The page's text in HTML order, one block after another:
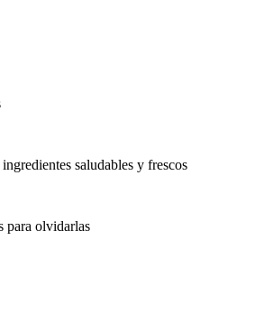
saludables y frescos
para olvidarlas